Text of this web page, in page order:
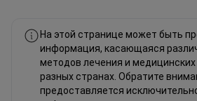
На этой странице может быть
информация, касающаяся
методов лечения и медицинских
разных странах. Обратите
предоставляется